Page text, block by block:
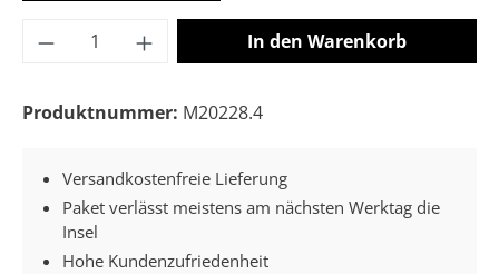
Produkt Anzahl: Gib den gewünschten
In den Warenkorb
Produktnummer: M20228.4
Versandkostenfreie Lieferung
Paket verlässt meistens am nächsten Werktag die
Insel
Hohe Kundenzufriedenheit